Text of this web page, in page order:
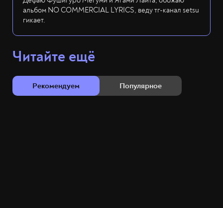
альбом NO COMMERCIAL LYRICS, веду тг-канал setsu
гикает.
Читайте ещё
Рекомендуем Популярное